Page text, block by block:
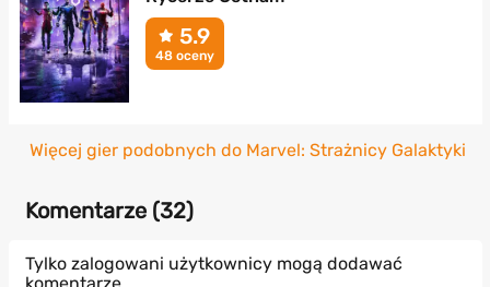
5.9
48 oceny
Więcej gier podobnych do Marvel: Strażnicy Galaktyki
Komentarze (32)
Tylko zalogowani użytkownicy mogą dodawać
komentarze.